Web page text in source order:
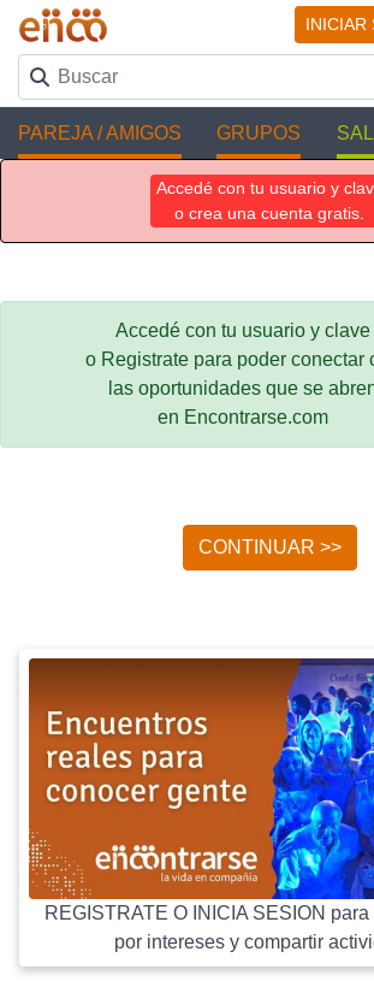
INICIAR
PAREJA / AMIGOS GRUPOS
Accedé con tu usuario y
o crea una cuenta gratis.
Accedé con tu usuario y clave
o Registrate para poder conectar
las oportunidades que se
en Encontrarse.com
CONTINUAR >>
REGISTRATE O INICIA SESION
por intereses y compartir